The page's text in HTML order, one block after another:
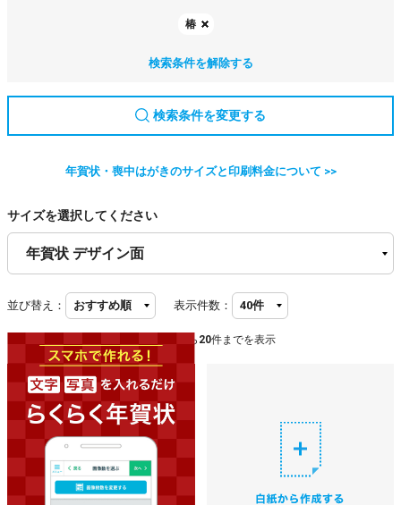
椿
検索条件を解除する
検索条件を変更する
年賀状・喪中はがきのサイズと印刷料金について >>
サイズを選択してください
並び替え： 表示件数：
件から 20件までを表示